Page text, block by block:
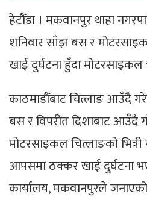
हेटौँडा । मकवानपुर थाहा
शनिवार साँझ बस र
खाई दुर्घटना हुँदा
काठमाडौँबाट चित्लाङ आउँदै
बस र विपरीत दिशाबाट आउँदै
मोटरसाइकल चित्लाङको
आपसमा ठक्कर खाई दुर्घटना
कार्यालय, मकवानपुरले